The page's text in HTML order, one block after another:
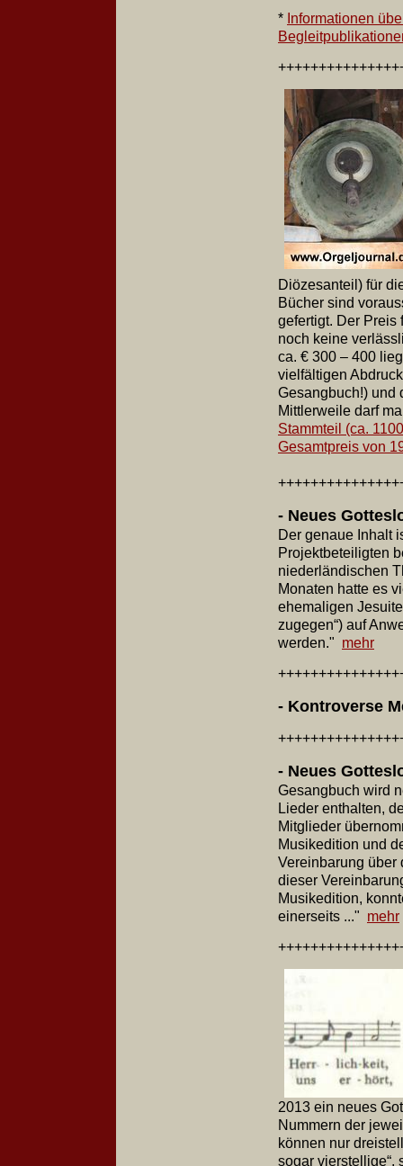
* Informationen
Diözesanteil) für
Bücher sind
gefertigt. Der Preis
noch keine
ca. € 300 – 400
vielfältigen
Gesangbuch!) und
Mittlerweile darf
Stammteil (ca.
Gesamtpreis von
- Neues
Der genaue Inhalt
Projektbeteiligten
niederländischen
Monaten hatte es
ehemaligen
zugegen“) auf
werden." mehr
- Kontroverse
- Neues
Gesangbuch wird
Lieder enthalten,
Mitglieder
Musikedition und
Vereinbarung über
dieser
Musikedition,
einerseits ..." mehr
2013 ein neues
Nummern der
können nur
sogar vierstellige“,